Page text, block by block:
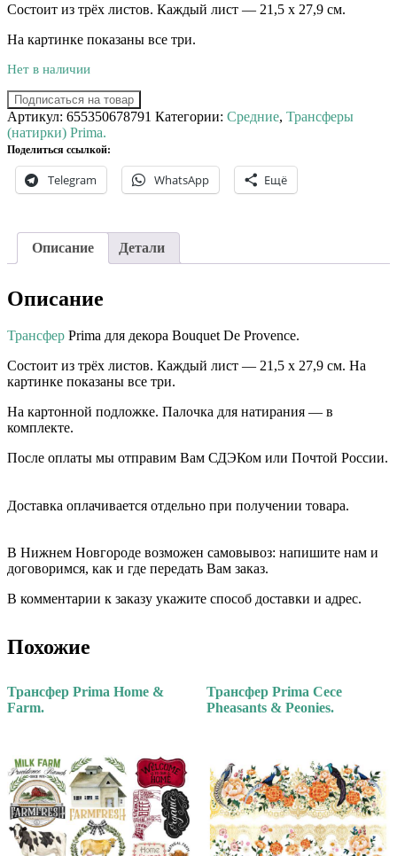
Состоит из трёх листов. Каждый лист — 21,5 х 27,9 см.
На картинке показаны все три.
Нет в наличии
Подписаться на товар
Артикул: 655350678791 Категории: Средние, Трансферы
(натирки) Prima.
Поделиться ссылкой:
Telegram WhatsApp Ещё
Описание Детали
Описание
Трансфер Prima для декора Bouquet De Provence.
Состоит из трёх листов. Каждый лист — 21,5 х 27,9 см. На
картинке показаны все три.
На картонной подложке. Палочка для натирания — в
комплекте.
После оплаты мы отправим Вам СДЭКом или Почтой России.
Доставка оплачивается отдельно при получении товара. ⠀⠀
В Нижнем Новгороде возможен самовывоз: напишите нам и
договоримся, как и где передать Вам заказ.
В комментарии к заказу укажите способ доставки и адрес.
Похожие
Трансфер Prima Home &
Farm.
Трансфер Prima Cece
Pheasants & Peonies.